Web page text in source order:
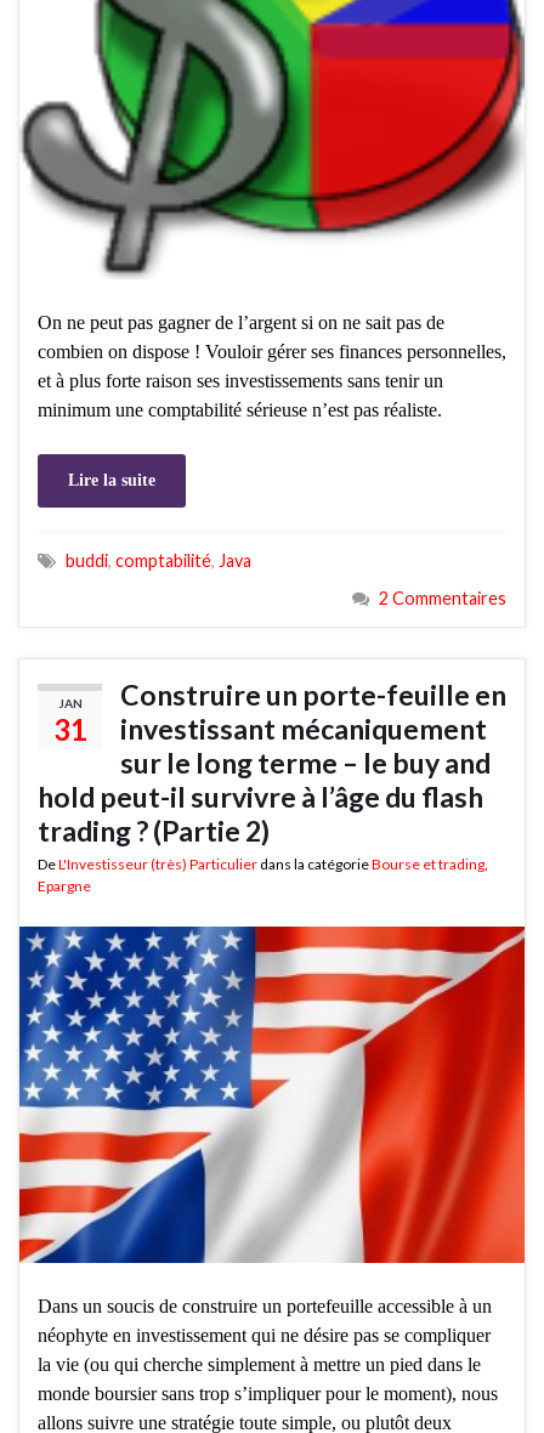
On ne peut pas gagner de l’argent si on ne sait pas de
combien on dispose ! Vouloir gérer ses finances personnelles,
et à plus forte raison ses investissements sans tenir un
minimum une comptabilité sérieuse n’est pas réaliste.
Lire la suite
buddi, comptabilité, Java
2 Commentaires
JAN
31
Construire un porte-feuille en
investissant mécaniquement
sur le long terme – le buy and
hold peut-il survivre à l’âge du flash
trading ? (Partie 2)
DeL'Investisseur (très) Particulier dans la catégorieBourse et trading
Epargne
Dans un soucis de construire un portefeuille accessible à un
néophyte en investissement qui ne désire pas se compliquer
la vie (ou qui cherche simplement à mettre un pied dans le
monde boursier sans trop s’impliquer pour le moment), nous
allons suivre une stratégie toute simple, ou plutôt deux